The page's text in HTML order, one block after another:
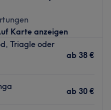
Energie tanken kannst.
zurück und lasse dich
Karte anzeigen
Triagle oder
ab 38 €
ab 30 €